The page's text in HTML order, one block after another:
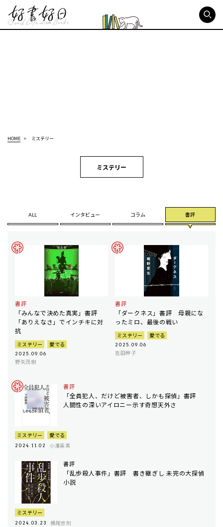
HOME ミステリー
ミステリー
ALL インタビュー コラム 書評
書評
「みんなで決めた真実」書評
「ありえなさ」でインチキに対
抗
ミステリー 愛でる
2025.09.06
野矢茂樹
書評
「ダークネス」書評 母親にな
ったミロ、最後の戦い
ミステリー 愛でる
2025.09.06
吉田伸子
書評
「全員犯人、だけど被害者、しかも探偵」書評
人間性の深いアイロニー示す奇想天外さ
ミステリー 愛でる
2024.11.02 小澤英実
書評
「乱歩殺人事件」書評 書き継ぎし 未完の大探偵
小説
ミステリー
2024.03.23 横尾忠則